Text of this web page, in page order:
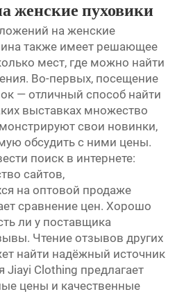
женские пуховики
на женские
также имеет решающее
мест, где можно найти
Во-первых, посещение
— отличный способ найти
выставках множество
свои новинки,
обсудить с ними цены.
поиск в интернете:
сайтов,
на оптовой продаже
сравнение цен. Хорошо
ли у поставщика
Чтение отзывов других
найти надёжный источник
Jiayi Clothing предлагает
цены и качественные